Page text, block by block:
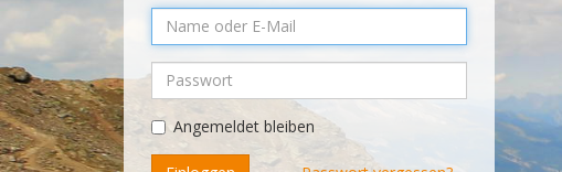
Name
oder
E-
Mail
Passwort
Angemeldet bleiben